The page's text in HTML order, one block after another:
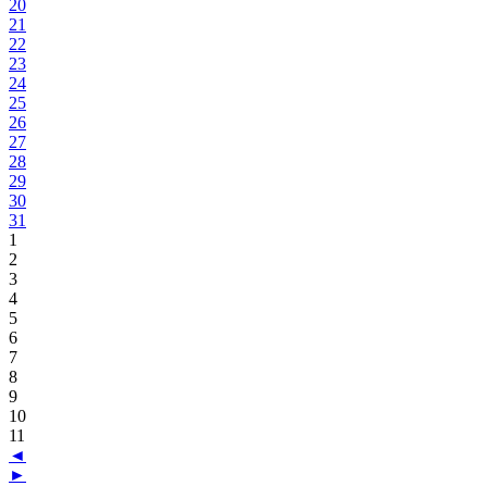
20
21
22
23
24
25
26
27
28
29
30
31
1
2
3
4
5
6
7
8
9
10
11
◄
►